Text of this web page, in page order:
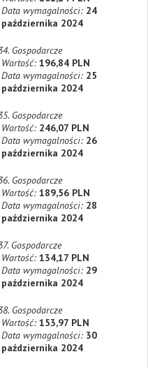
Data wymagalności: 24
października 2024
Gospodarcze
Wartość:196,84 PLN
Data wymagalności: 25
października 2024
Gospodarcze
Wartość: 246,07 PLN
Data wymagalności: 26
października 2024
Gospodarcze
Wartość:189,56 PLN
Data wymagalności: 28
października 2024
Gospodarcze
Wartość:134,17 PLN
Data wymagalności: 29
października 2024
Gospodarcze
Wartość:153,97 PLN
Data wymagalności: 30
października 2024